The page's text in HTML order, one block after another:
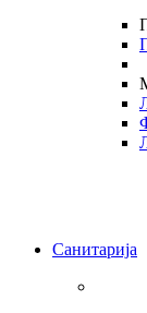
Санитарија